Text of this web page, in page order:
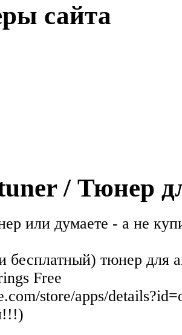
сайта
/ Тюнер
или думаете - а не
бесплатный) тюнер для
Free
store/apps/